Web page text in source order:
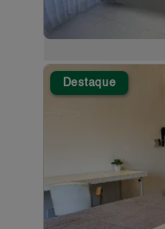
Destaque